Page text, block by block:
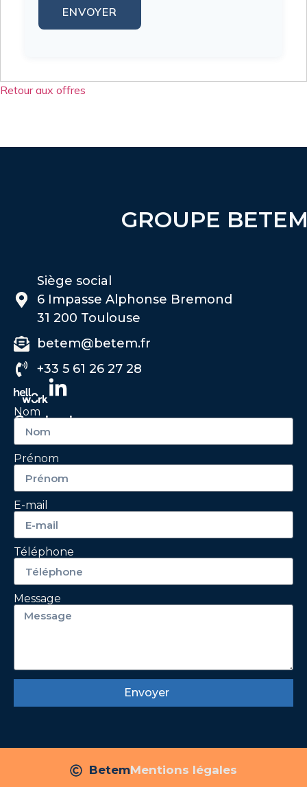
Retour aux offres
GROUPE
Siège social
6 Impasse Alphonse Bremond
31 200 Toulouse
betem@betem.fr
+33 5 61 26 27 28
Contactez-nous
Nom
Prénom
E-mail
Téléphone
Message
Envoyer
BetemMentions légales